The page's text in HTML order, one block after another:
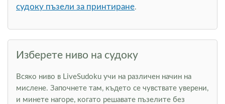
судоку пъзели за принтиране.
Изберете ниво на судоку
Всяко ниво в LiveSudoku учи на различен начин на
мислене. Започнете там, където се чувствате уверени,
и минете нагоре, когато решавате пъзелите без